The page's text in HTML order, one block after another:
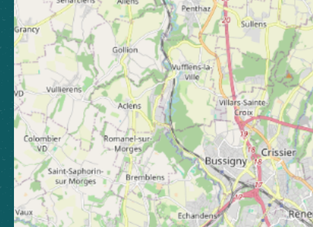
TOURISME
21 Grande Rue, 74300 Cluses
04 50 96 69 69
Laissez-nous votre avis
Nous contacter
Nos bureauxNos stations
Newsletter